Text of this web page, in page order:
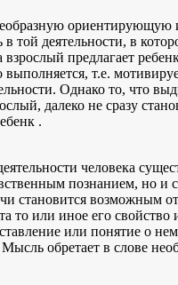
ориентирующую
той деятельности, в
предлагает
выполняется, т.е.
Однако то, что
далеко не сразу
.
человека
познанием, но и
становится возможным
то или иное его свойство
или понятие о
обретает в слове